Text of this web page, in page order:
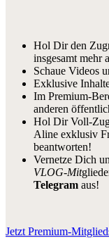
Hol Dir den
insgesamt mehr
Schaue Videos
Exklusive
Im Premium-
anderen
Hol Dir Voll-
Aline exklusiv
beantworten!
Vernetze Dich
VLOG-Mit
Telegram aus!
Jetzt Premium-